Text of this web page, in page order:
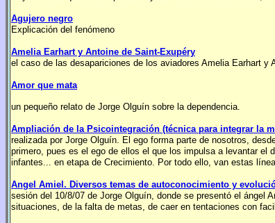
Agujero negro
Explicación del fenómeno
Amelia Earhart y Antoine de Saint-Exupéry
el caso de las desapariciones de los aviadores Amelia Earhart y
Amor que mata
un pequeño relato de Jorge Olguín sobre la dependencia.
Ampliación de la Psicointegración (técnica para integrar la
realizada por Jorge Olguín. El ego forma parte de nosotros,
primero, pues es el ego de ellos el que los impulsa a levantar el
infantes... en etapa de Crecimiento. Por todo ello, van estas
Angel Amiel. Diversos temas de autoconocimiento y
sesión del 10/8/07 de Jorge Olguín, donde se presentó el ángel
situaciones, de la falta de metas, de caer en tentaciones con